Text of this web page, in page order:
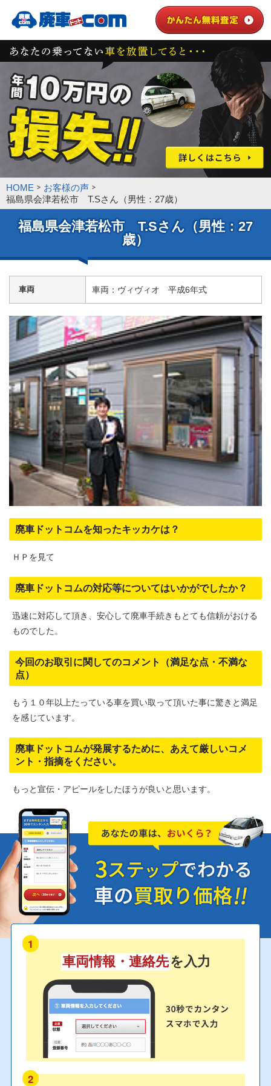
HOME
お客様の声
福島県会津若松市 T.Sさん（男性：27歳）
福島県会津若松市 T.Sさん（男性：27
歳）
車両 車両：ヴィヴィオ 平成6年式
廃車ドットコムを知ったキッカケは？
ＨＰを見て
廃車ドットコムの対応等についてはいかがでしたか？
迅速に対応して頂き、安心して廃車手続きもとても信頼がおける
ものでした。
今回のお取引に関してのコメント（満足な点・不満な
点）
もう１０年以上たっている車を買い取って頂いた事に驚きと満足
を感じています。
廃車ドットコムが発展するために、あえて厳しいコメ
ント・指摘をください。
もっと宣伝・アピールをしたほうが良いと思います。
1
車両情報・連絡先を入力
2